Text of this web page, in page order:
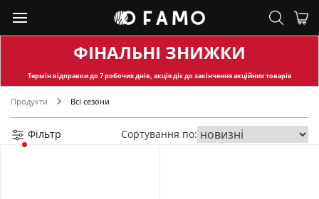
ФІНАЛЬНІ ЗНИЖКИ
Термін відправкидо 7 робочих днів, акція діє до закінчення акційних товарів
Продукти Всі сезони
Фільтр Сортування по: